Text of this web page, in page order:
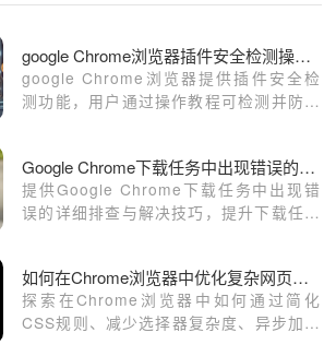
google Chrome浏览器插件安全检测操作教程
google Chrome浏览器提供插件安全检
测功能，用户通过操作教程可检测并防范
Google Chrome下载任务中出现错误的排查与解决技巧
提供Google Chrome下载任务中出现错
误的详细排查与解决技巧，提升下载任务
如何在Chrome浏览器中优化复杂网页中的CSS处理
探索在Chrome浏览器中如何通过简化
CSS规则、减少选择器复杂度、异步加载